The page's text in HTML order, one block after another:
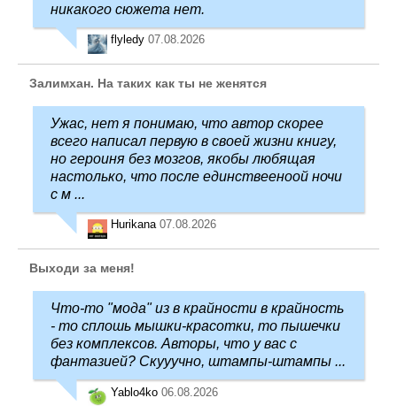
никакого сюжета нет.
flyledy 07.08.2026
Залимхан. На таких как ты не женятся
Ужас, нет я понимаю, что автор скорее
всего написал первую в своей жизни книгу,
но героиня без мозгов, якобы любящая
настолько, что после единствееноой ночи
с м ...
Hurikana 07.08.2026
Выходи за меня!
Что-то "мода" из в крайности в крайность
- то сплошь мышки-красотки, то пышечки
без комплексов. Авторы, что у вас с
фантазией? Скууучно, штампы-штампы ...
Yablo4ko 06.08.2026